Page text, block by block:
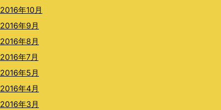
2016年10月
2016年9月
2016年8月
2016年7月
2016年5月
2016年4月
2016年3月